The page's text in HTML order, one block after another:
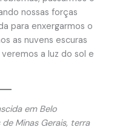
nossas forças
para enxergarmos o
as nuvens escuras
a luz do sol e
em Belo
Minas Gerais, terra